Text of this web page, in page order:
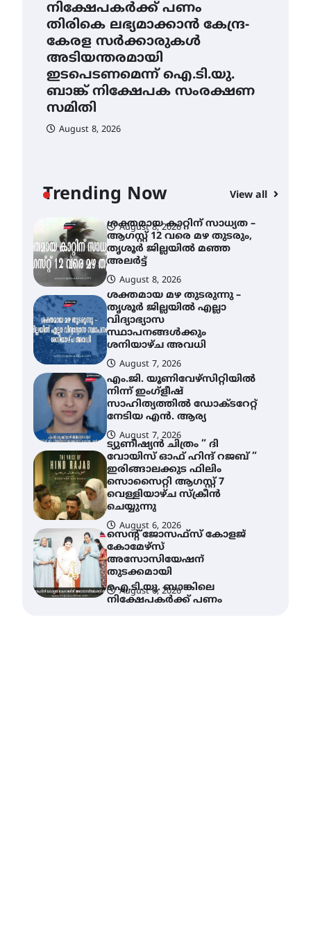
നിക്ഷേപകർക്ക് പണം
തിരികെ ലഭ്യമാക്കാൻ കേന്ദ്ര-
കേരള സർക്കാരുകൾ
അടിയന്തരമായി
ഇടപെടണമെന്ന് ഐ.ടി.യു.
ബാങ്ക് നിക്ഷേപക സംരക്ഷണ
സമിതി
August 8, 2026
Trending Now View all
കോമേഴ്‌സ്
അസോസിയേഷന്
തുടക്കമായി
August 6, 2026
ഐ.ടി.യു. ബാങ്കിലെ
നിക്ഷേപകർക്ക് പണം
തിരികെ ലഭ്യമാക്കാൻ കേന്ദ്ര-
കേരള സർക്കാരുകൾ
അടിയന്തരമായി
സമിതി
അലർട്ട്
August 8, 2026
ശക്തമായ മഴ തുടരുന്നു –
തൃശൂർ ജില്ലയിൽ എല്ലാ
വിദ്യാഭ്യാസ
സ്ഥാപനങ്ങൾക്കും
ശനിയാഴ്ച അവധി
August 7, 2026
എം.ജി. യൂണിവേഴ്‌സിറ്റിയിൽ
നിന്ന് ഇംഗ്ളീഷ്
സാഹിത്യത്തിൽ ഡോക്ടറേറ്റ്
നേടിയ എൻ. ആര്യ
August 7, 2026
ട്യുണീഷ്യൻ ചിത്രം ” ദി
വോയിസ് ഓഫ് ഹിന്ദ് റജബ് ”
ഇരിങ്ങാലക്കുട ഫിലിം
സൊസൈറ്റി ആഗസ്റ്റ് 7
വെള്ളിയാഴ്ച സ്‌ക്രീൻ
ചെയ്യുന്നു
August 6, 2026
സെന്റ് ജോസഫ്സ് കോളജ്
കോമേഴ്‌സ്
അസോസിയേഷന്
തുടക്കമായി
August 6, 2026
ഐ.ടി.യു. ബാങ്കിലെ
നിക്ഷേപകർക്ക് പണം
തിരികെ ലഭ്യമാക്കാൻ കേന്ദ്ര-
കേരള സർക്കാരുകൾ
അടിയന്തരമായി
ഇടപെടണമെന്ന് ഐ.ടി.യു.
ബാങ്ക് നിക്ഷേപക സംരക്ഷണ
സമിതി